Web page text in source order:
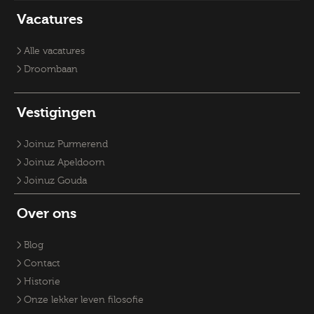
Vacatures RO-adviseurs
Vacatures Fysiek Domein
Vacature klantmanager
Accountmanager
Vacatures
Alle vacatures
Droombaan
Vestigingen
Joinuz Purmerend
Joinuz Apeldoorn
Joinuz Gouda
Over ons
Blog
Contact
Historie
Onze lekker leven filosofie